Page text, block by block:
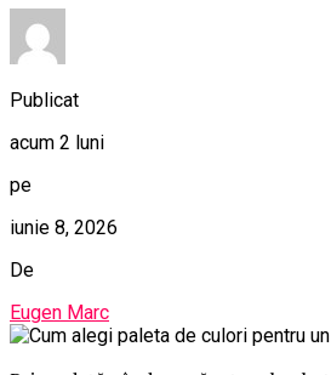
Publicat
acum 2 luni
pe
iunie 8, 2026
De
Eugen Marc